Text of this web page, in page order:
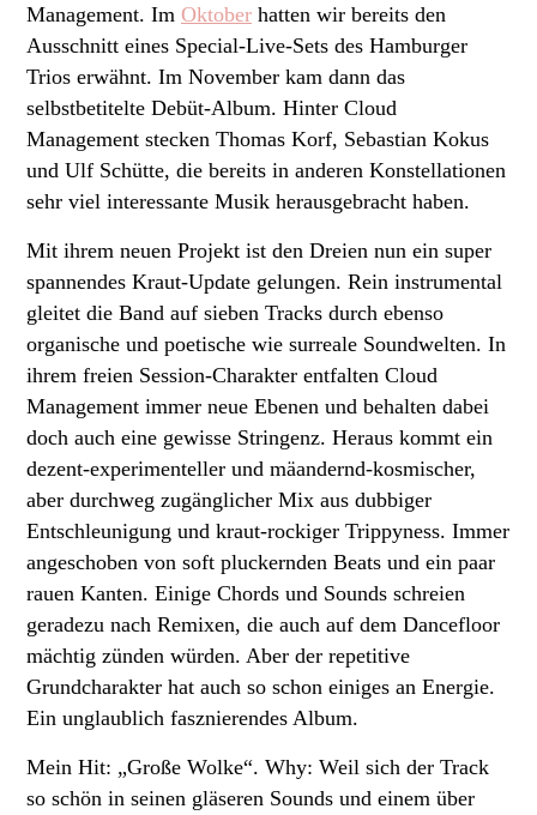
Management. Im Oktober hatten wir bereits den
Ausschnitt eines Special-Live-Sets des Hamburger
Trios erwähnt. Im November kam dann das
selbstbetitelte Debüt-Album. Hinter Cloud
Management stecken Thomas Korf, Sebastian Kokus
und Ulf Schütte, die bereits in anderen Konstellationen
sehr viel interessante Musik herausgebracht haben.
Mit ihrem neuen Projekt ist den Dreien nun ein super
spannendes Kraut-Update gelungen. Rein instrumental
gleitet die Band auf sieben Tracks durch ebenso
organische und poetische wie surreale Soundwelten. In
ihrem freien Session-Charakter entfalten Cloud
Management immer neue Ebenen und behalten dabei
doch auch eine gewisse Stringenz. Heraus kommt ein
dezent-experimenteller und mäandernd-kosmischer,
aber durchweg zugänglicher Mix aus dubbiger
Entschleunigung und kraut-rockiger Trippyness. Immer
angeschoben von soft pluckernden Beats und ein paar
rauen Kanten. Einige Chords und Sounds schreien
geradezu nach Remixen, die auch auf dem Dancefloor
mächtig zünden würden. Aber der repetitive
Grundcharakter hat auch so schon einiges an Energie.
Ein unglaublich fasznierendes Album.
Mein Hit: „Große Wolke“. Why: Weil sich der Track
so schön in seinen gläseren Sounds und einem über